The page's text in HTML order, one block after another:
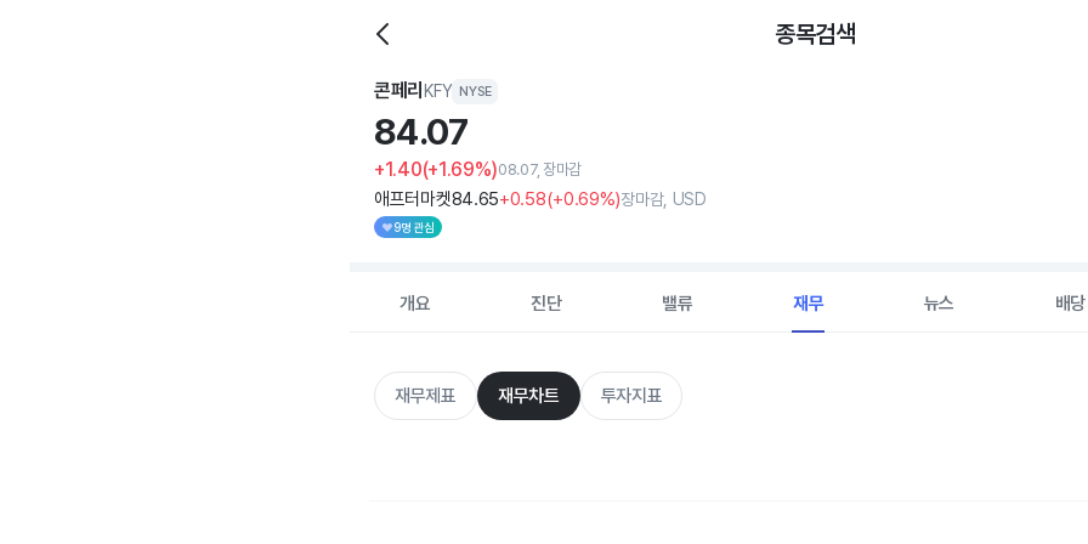
종목검색
콘페리KFY NYSE
84.07
+1.40(+1.69%)08.07, 장마감
애프터마켓84.65+0.58(+0.69%)장마감, USD
9명 관심
개요 진단 밸류 재무 뉴스 배당
재무제표 재무차트 투자지표